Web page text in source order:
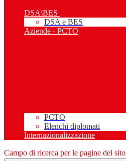
DSA\BES
DSA e BES
Aziende - PCTO
PCTO
Elenchi diplomati
Internazionalizzazione
Campo di ricerca per le pagine del sito